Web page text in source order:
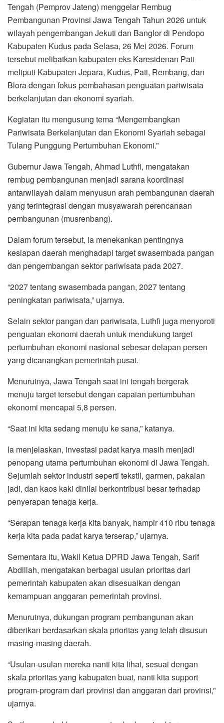
Tengah (Pemprov Jateng) menggelar Rembug
Pembangunan Provinsi Jawa Tengah Tahun 2026 untuk
wilayah pengembangan Jekuti dan Banglor di Pendopo
Kabupaten Kudus pada Selasa, 26 Mei 2026. Forum
tersebut melibatkan kabupaten eks Karesidenan Pati
meliputi Kabupaten Jepara, Kudus, Pati, Rembang, dan
Blora dengan fokus pembahasan penguatan pariwisata
berkelanjutan dan ekonomi syariah.
Kegiatan itu mengusung tema “Mengembangkan
Pariwisata Berkelanjutan dan Ekonomi Syariah sebagai
Tulang Punggung Pertumbuhan Ekonomi.”
Gubernur Jawa Tengah, Ahmad Luthfi, mengatakan
rembug pembangunan menjadi sarana koordinasi
antarwilayah dalam menyusun arah pembangunan daerah
yang terintegrasi dengan musyawarah perencanaan
pembangunan (musrenbang).
Dalam forum tersebut, ia menekankan pentingnya
kesiapan daerah menghadapi target swasembada pangan
dan pengembangan sektor pariwisata pada 2027.
“2027 tentang swasembada pangan, 2027 tentang
peningkatan pariwisata,” ujarnya.
Selain sektor pangan dan pariwisata, Luthfi juga menyoroti
penguatan ekonomi daerah untuk mendukung target
pertumbuhan ekonomi nasional sebesar delapan persen
yang dicanangkan pemerintah pusat.
Menurutnya, Jawa Tengah saat ini tengah bergerak
menuju target tersebut dengan capaian pertumbuhan
ekonomi mencapai 5,8 persen.
“Saat ini kita sedang menuju ke sana,” katanya.
Ia menjelaskan, investasi padat karya masih menjadi
penopang utama pertumbuhan ekonomi di Jawa Tengah.
Sejumlah sektor industri seperti tekstil, garmen, pakaian
jadi, dan kaos kaki dinilai berkontribusi besar terhadap
penyerapan tenaga kerja.
“Serapan tenaga kerja kita banyak, hampir 410 ribu tenaga
kerja kita pada padat karya terserap,” ujarnya.
Sementara itu, Wakil Ketua DPRD Jawa Tengah, Sarif
Abdillah, mengatakan berbagai usulan prioritas dari
pemerintah kabupaten akan disesuaikan dengan
kemampuan anggaran pemerintah provinsi.
Menurutnya, dukungan program pembangunan akan
diberikan berdasarkan skala prioritas yang telah disusun
masing-masing daerah.
“Usulan-usulan mereka nanti kita lihat, sesuai dengan
skala prioritas yang kabupaten buat, nanti kita support
program-program dari provinsi dan anggaran dari provinsi,”
ujarnya.